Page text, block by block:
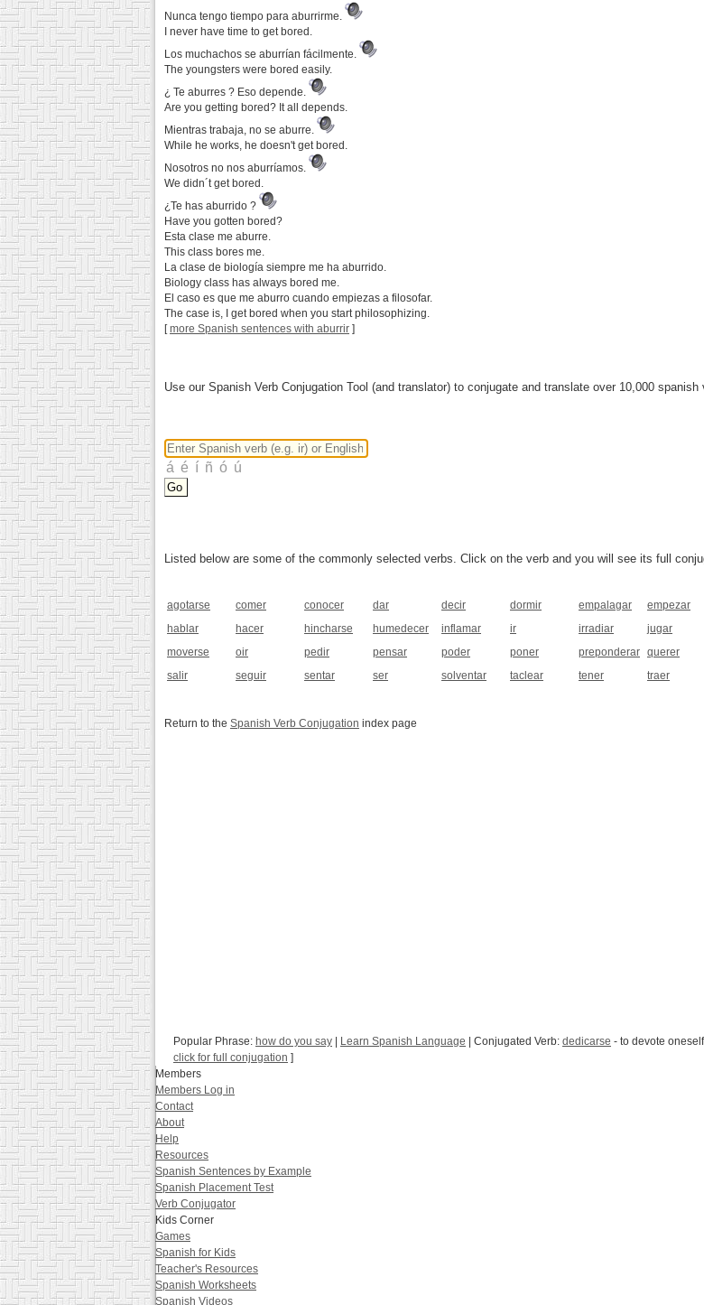
Nunca tengo tiempo para aburrirme.
I never have time to get bored.
Los muchachos se aburrían fácilmente.
The youngsters were bored easily.
¿ Te aburres ? Eso depende.
Are you getting bored? It all depends.
Mientras trabaja, no se aburre.
While he works, he doesn't get bored.
Nosotros no nos aburríamos.
We didn´t get bored.
¿Te has aburrido ?
Have you gotten bored?
Esta clase me aburre.
This class bores me.
La clase de biología siempre me ha aburrido.
Biology class has always bored me.
El caso es que me aburro cuando empiezas a filosofar.
The case is, I get bored when you start philosophizing.
[more Spanish sentences with aburrir ]
Use our Spanish Verb Conjugation Tool (and translator) to conjugate and translate over 10,000 spanish
Listed below are some of the commonly selected verbs. Click on the verb and you will see its full
agotarse comer conocer dar decir dormir empalagar empezar
hablar
hacer hincharse humedecer inflamar ir irradiar jugar
moverse
oir pedir pensar poder poner preponderar querer
salir
seguir sentar ser solventar taclear tener traer
Return to the Spanish Verb Conjugation index page
Popular Phrase: how do you say Learn Spanish Language | Conjugated Verb: dedicarse - to devote
click for full conjugation ]
Members
Members Log in
Contact
About
Help
Resources
Spanish Sentences by Example
Spanish Placement Test
Verb Conjugator
Kids Corner
Games
Spanish for Kids
Teacher's Resources
Spanish Worksheets
Spanish Videos